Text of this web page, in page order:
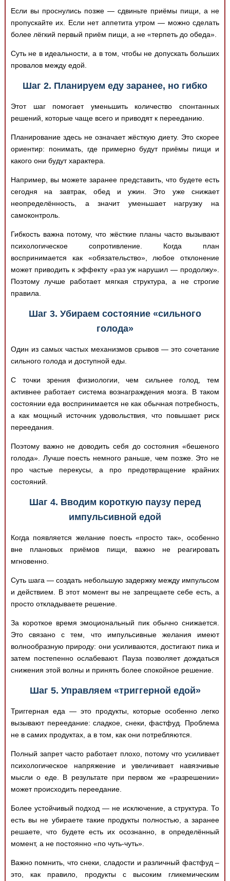
Если вы проснулись позже — сдвиньте приёмы пищи, а не
пропускайте их. Если нет аппетита утром — можно сделать
более лёгкий первый приём пищи, а не «терпеть до обеда».
Суть не в идеальности, а в том, чтобы не допускать больших
провалов между едой.
Шаг 2. Планируем еду заранее, но гибко
Этот шаг помогает уменьшить количество спонтанных
решений, которые чаще всего и приводят к перееданию.
Планирование здесь не означает жёсткую диету. Это скорее
ориентир: понимать, где примерно будут приёмы пищи и
какого они будут характера.
Например, вы можете заранее представить, что будете есть
сегодня на завтрак, обед и ужин. Это уже снижает
неопределённость, а значит уменьшает нагрузку на
самоконтроль.
Гибкость важна потому, что жёсткие планы часто вызывают
психологическое сопротивление. Когда план
воспринимается как «обязательство», любое отклонение
может приводить к эффекту «раз уж нарушил — продолжу».
Поэтому лучше работает мягкая структура, а не строгие
правила.
Шаг 3. Убираем состояние «сильного
голода»
Один из самых частых механизмов срывов — это сочетание
сильного голода и доступной еды.
С точки зрения физиологии, чем сильнее голод, тем
активнее работает система вознаграждения мозга. В таком
состоянии еда воспринимается не как обычная потребность,
а как мощный источник удовольствия, что повышает риск
переедания.
Поэтому важно не доводить себя до состояния «бешеного
голода». Лучше поесть немного раньше, чем позже. Это не
про частые перекусы, а про предотвращение крайних
состояний.
Шаг 4. Вводим короткую паузу перед
импульсивной едой
Когда появляется желание поесть «просто так», особенно
вне плановых приёмов пищи, важно не реагировать
мгновенно.
Суть шага — создать небольшую задержку между импульсом
и действием. В этот момент вы не запрещаете себе есть, а
просто откладываете решение.
За короткое время эмоциональный пик обычно снижается.
Это связано с тем, что импульсивные желания имеют
волнообразную природу: они усиливаются, достигают пика и
затем постепенно ослабевают. Пауза позволяет дождаться
снижения этой волны и принять более спокойное решение.
Шаг 5. Управляем «триггерной едой»
Триггерная еда — это продукты, которые особенно легко
вызывают переедание: сладкое, снеки, фастфуд. Проблема
не в самих продуктах, а в том, как они потребляются.
Полный запрет часто работает плохо, потому что усиливает
психологическое напряжение и увеличивает навязчивые
мысли о еде. В результате при первом же «разрешении»
может происходить переедание.
Более устойчивый подход — не исключение, а структура. То
есть вы не убираете такие продукты полностью, а заранее
решаете, что будете есть их осознанно, в определённый
момент, а не постоянно «по чуть-чуть».
Важно помнить, что снеки, сладости и различный фастфуд –
это, как правило, продукты с высоким гликемическим